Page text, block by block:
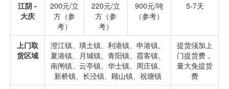
江阴 -
大庆
200元/立
方（参
考）
220元/立
方（参
考）
900元/吨
（参考）
5-7天
上门取
货区域
澄江镇、璜土镇、利港镇、申港镇、
夏港镇、月城镇、青阳镇、霞客镇、
南闸镇、云亭镇、华士镇、周庄镇、
新桥镇、长泾镇、顾山镇、祝塘镇
提货须加上
门提货费，
量大免提货
费